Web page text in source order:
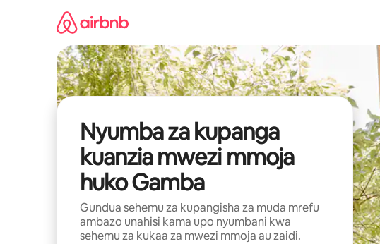
Nyumba za kupanga
kuanzia mwezi mmoja
huko Gamba
Gundua sehemu za kupangisha za muda mrefu
ambazo unahisi kama upo nyumbani kwa
sehemu za kukaa za mwezi mmoja au zaidi.